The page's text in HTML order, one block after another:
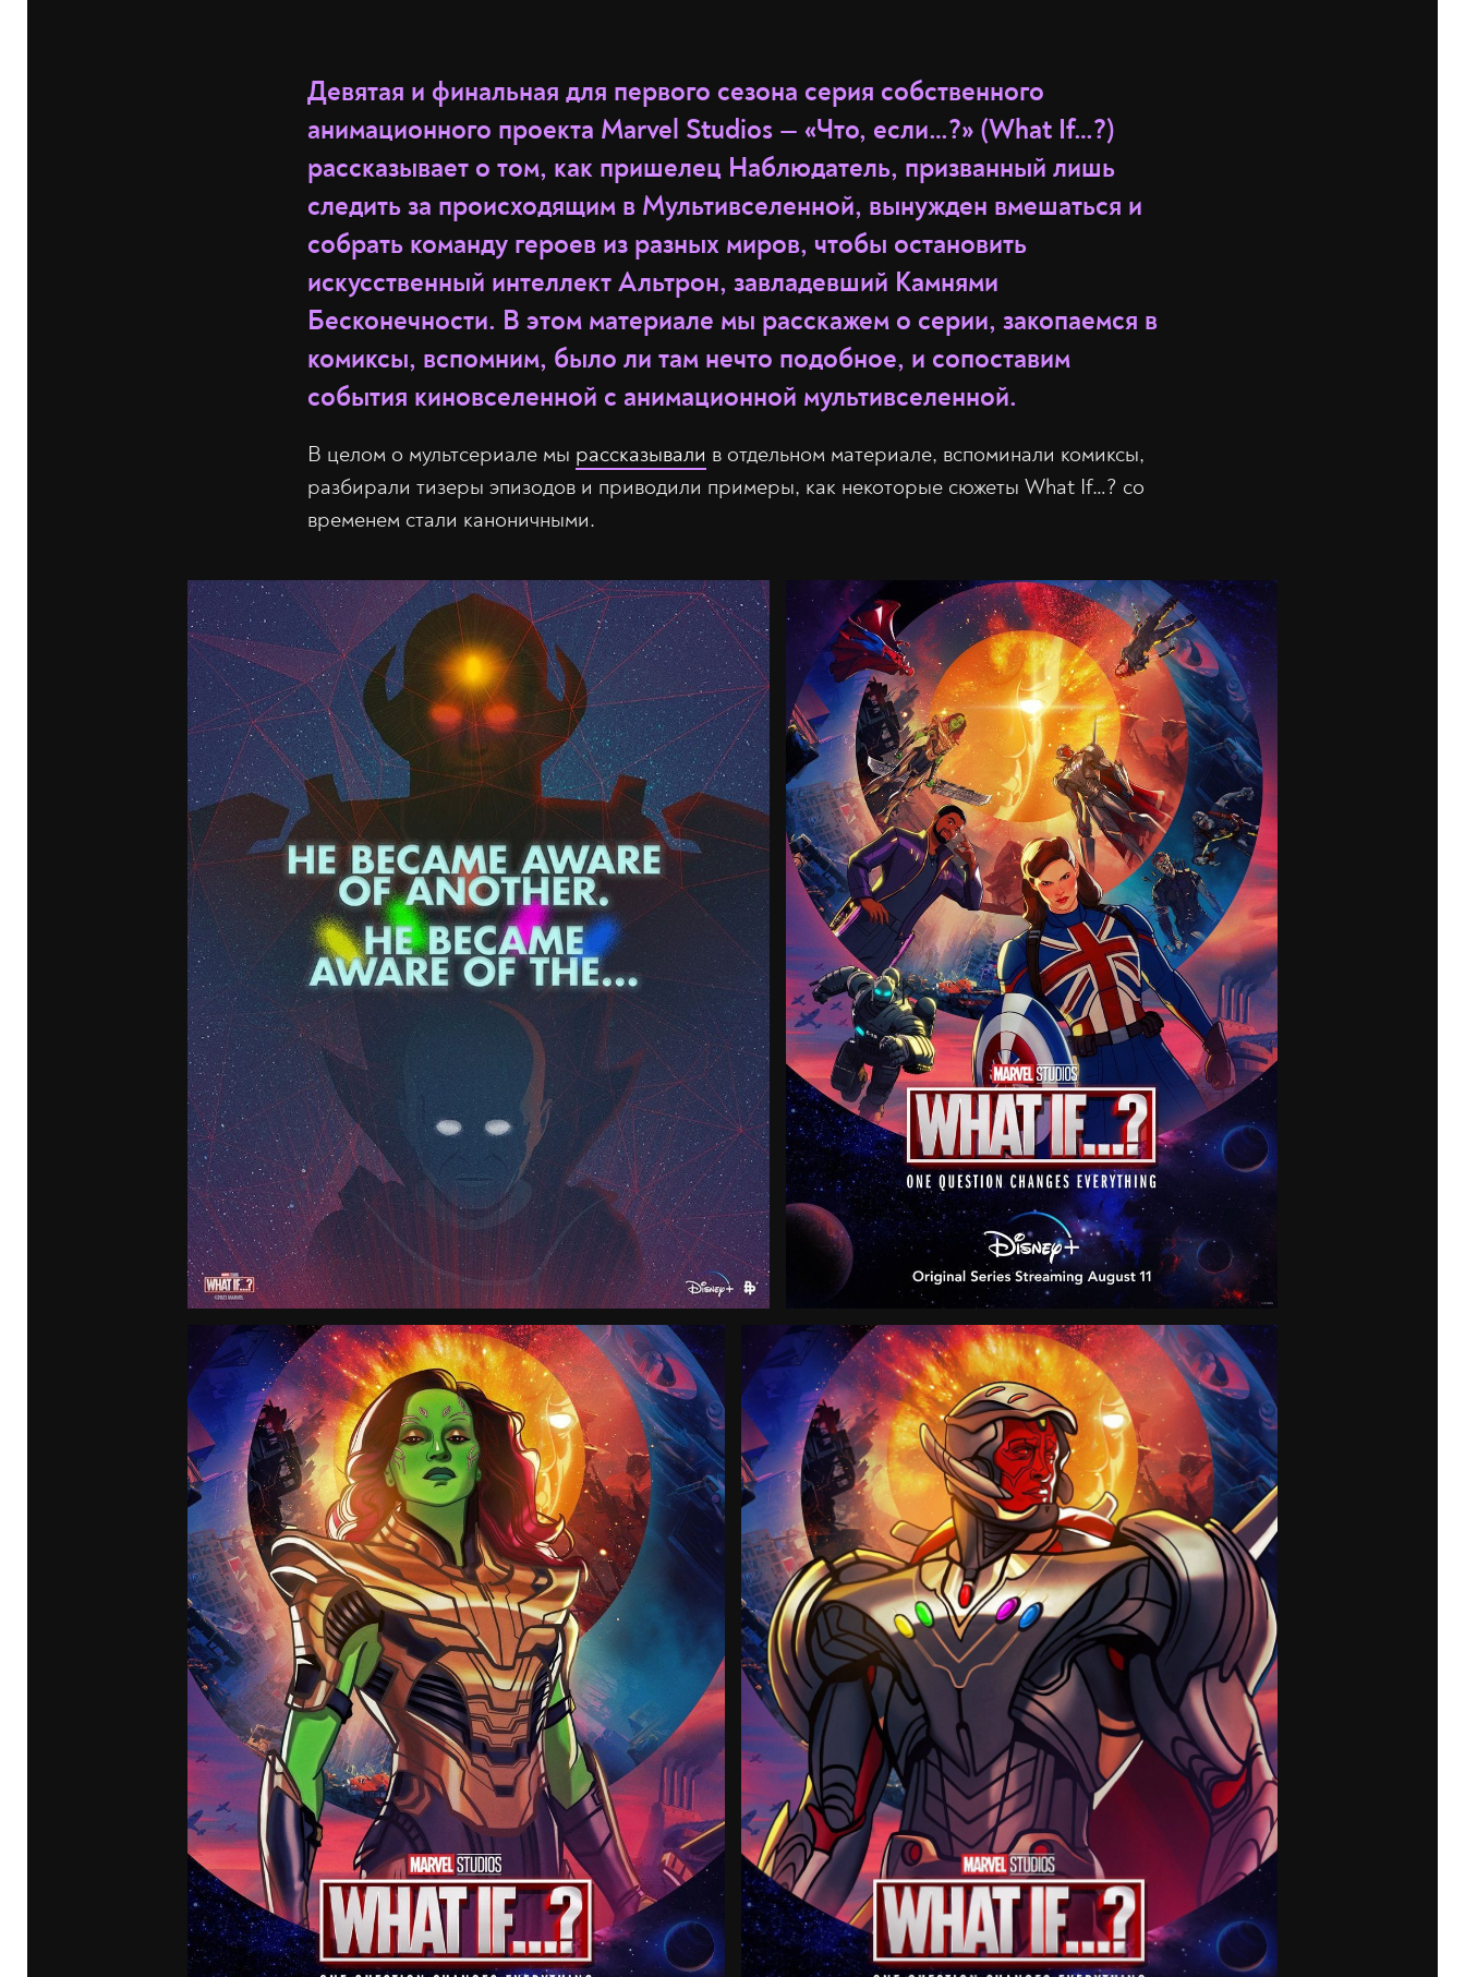
Девятая и финальная для первого сезона серия собственного
анимационного проекта Marvel Studios — «Что, если…?» (What If…?)
рассказывает о том, как пришелец Наблюдатель, призванный лишь
следить за происходящим в Мультивселенной, вынужден вмешаться и
собрать команду героев из разных миров, чтобы остановить
искусственный интеллект Альтрон, завладевший Камнями
Бесконечности. В этом материале мы расскажем о серии, закопаемся в
комиксы, вспомним, было ли там нечто подобное, и сопоставим
события киновселенной с анимационной мультивселенной.
В целом о мультсериале мы рассказывали в отдельном материале, вспоминали комиксы,
разбирали тизеры эпизодов и приводили примеры, как некоторые сюжеты What If…? со
временем стали каноничными.